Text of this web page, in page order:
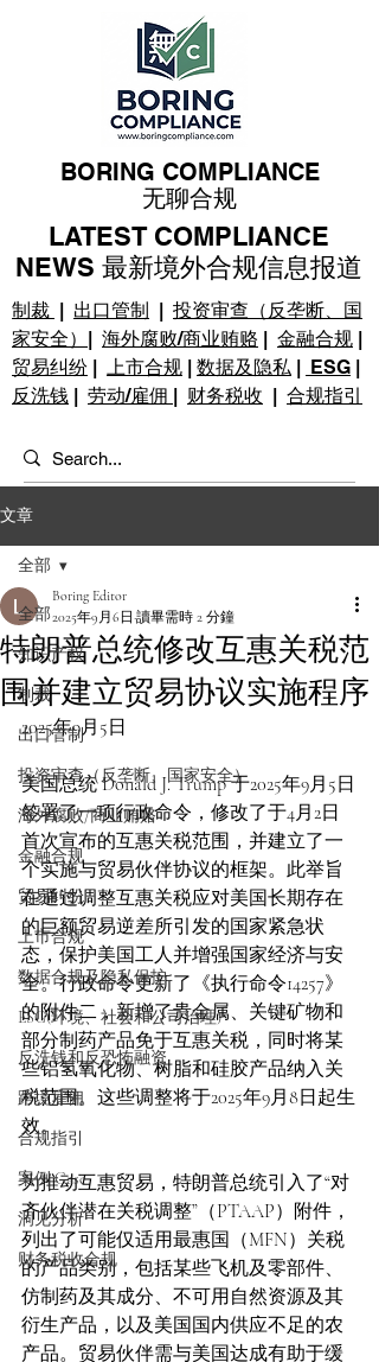
制裁 | 出口管制 | 投资审查（反垄断、国
家安全） | 海外腐败/商业贿赂 | 金融合规 |
贸易纠纷 | 上市合规 | 数据及隐私 | ESG |
反洗钱 | 劳动/雇佣 | 财务税收 | 合规指引
BORING COMPLIANCE
无聊合规
LATEST COMPLIANCE
NEWS 最新境外合规信息报道
文章
全部
知识产权
制裁
出口管制
投资审查（反垄断、国家安全）
海外腐败/商业贿赂
金融合规
贸易纠纷
上市合规
数据合规及隐私保护
ESG(环境、社会和公司治理)
反洗钱和反恐怖融资
跨境雇佣
合规指引
案例 Case
洞见分析
财务税收合规
全部
特朗普总统修改互惠关税范
围并建立贸易协议实施程序
Boring Editor
2025年9月6日 讀畢需時 2 分鐘
2025年9月5日
美国总统 Donald J. Trump 于2025年9月5日
签署了一项行政命令，修改了于4月2日
首次宣布的互惠关税范围，并建立了一
个实施与贸易伙伴协议的框架。此举旨
在通过调整互惠关税应对美国长期存在
的巨额贸易逆差所引发的国家紧急状
态，保护美国工人并增强国家经济与安
全。行政命令更新了《执行命令14257》
的附件二，新增了贵金属、关键矿物和
部分制药产品免于互惠关税，同时将某
些铝氢氧化物、树脂和硅胶产品纳入关
税范围。这些调整将于2025年9月8日起生
效。
为推动互惠贸易，特朗普总统引入了“对
齐伙伴潜在关税调整”（PTAAP）附件，
列出了可能仅适用最惠国（MFN）关税
的产品类别，包括某些飞机及零部件、
仿制药及其成分、不可用自然资源及其
衍生产品，以及美国国内供应不足的农
产品。贸易伙伴需与美国达成有助于缓